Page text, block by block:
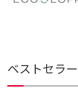
ベストセラ